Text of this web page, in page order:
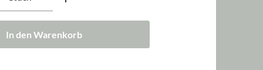
In den Warenkorb